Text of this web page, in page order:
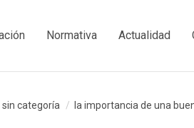
Normativa Actualidad
sin categoría la importancia de una